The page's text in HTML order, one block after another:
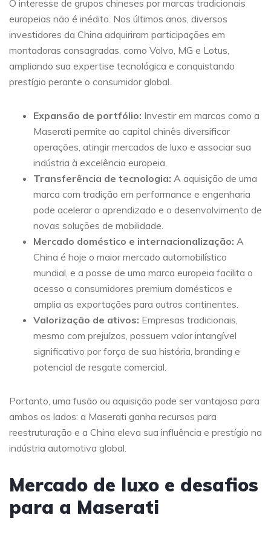
O interesse de grupos chineses por marcas tradicionais
europeias não é inédito. Nos últimos anos, diversos
investidores da China adquiriram participações em
montadoras consagradas, como Volvo, MG e Lotus,
ampliando sua expertise tecnológica e conquistando
prestígio perante o consumidor global.
Expansão de portfólio: Investir em marcas como a
Maserati permite ao capital chinês diversificar
operações, atingir mercados de luxo e associar sua
indústria à excelência europeia.
Transferência de tecnologia: A aquisição de uma
marca com tradição em performance e engenharia
pode acelerar o aprendizado e o desenvolvimento de
novas soluções de mobilidade.
Mercado doméstico e internacionalização: A
China é hoje o maior mercado automobilístico
mundial, e a posse de uma marca europeia facilita o
acesso a consumidores premium domésticos e
amplia as exportações para outros continentes.
Valorização de ativos: Empresas tradicionais,
mesmo com prejuízos, possuem valor intangível
significativo por força de sua história, branding e
potencial de resgate comercial.
Portanto, uma fusão ou aquisição pode ser vantajosa para
ambos os lados: a Maserati ganha recursos para
reestruturação e a China eleva sua influência e prestígio na
indústria automotiva global.
Mercado de luxo e desafios
para a Maserati